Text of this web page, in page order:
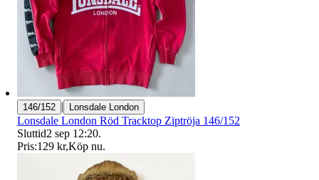
146/152 | Lonsdale London
Lonsdale London Röd Tracktop Ziptröja 146/152
Sluttid2 sep 12:20.
Pris:129 kr,Köp nu.